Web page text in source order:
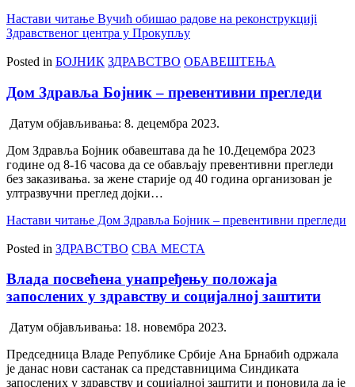
Настави читање Вучић обишао радове на реконструкцијi
Здравственог центра у Прокупљу
Posted in БОЈНИК ЗДРАВСТВО ОБАВЕШТЕЊА
Дом Здравља Бојник – превентивни прегледи
Датум објављивања: 8. децембра 2023.
Дом Здравља Бојник обавештава да ће 10.Децембра 2023
године од 8-16 часова да се обављају превентивни прегледи
без заказивања. за жене старије од 40 година организован је
ултразвучни преглед дојки…
Настави читање Дом Здравља Бојник – превентивни прегледи
Posted in ЗДРАВСТВО СВА МЕСТА
Влада посвећена унапређењу положаја
запослених у здравству и социјалној заштити
Датум објављивања: 18. новембра 2023.
Председница Владе Републике Србије Ана Брнабић одржала
је данас нови састанак са представницима Синдиката
запослених у здравству и социјалној заштити и поновила да је